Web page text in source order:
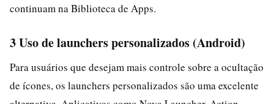
continuam na Biblioteca de Apps.
3 Uso de launchers personalizados (Android)
Para usuários que desejam mais controle sobre a ocultação
de ícones, os launchers personalizados são uma excelente